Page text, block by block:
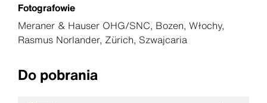
Fotografowie
Meraner & Hauser OHG/SNC, Bozen, Włochy,
Rasmus Norlander, Zürich, Szwajcaria
Do pobrania